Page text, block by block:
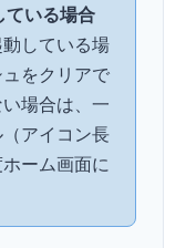
ている場合
している場
をクリアで
場合は、一
アイコン長
ーム画面に